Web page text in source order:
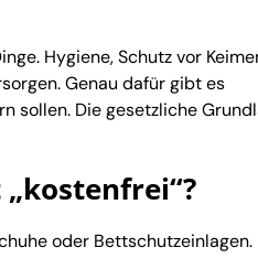
Hygiene, Schutz vor
Genau dafür gibt es
sollen. Die gesetzliche
oder Bettschutzeinlagen.